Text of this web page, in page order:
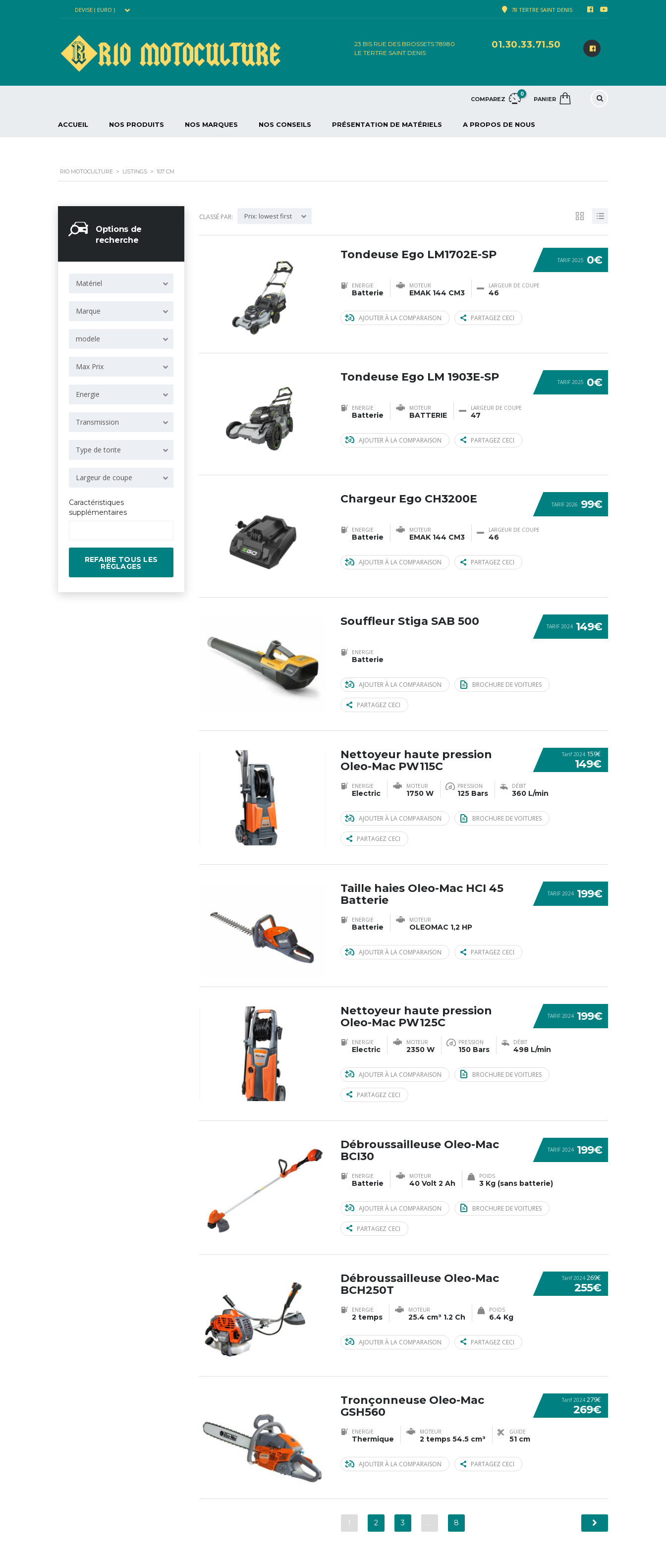
DEVISE ( EURO ) 78 TERTRE SAINT DENIS
01.30.33.71.50
23 BIS RUE DES BROSSETS 78980
LE TERTRE SAINT DENIS
COMPAREZ
0
PANIER
ACCUEIL NOS PRODUITS NOS MARQUES NOS CONSEILS PRÉSENTATION DE MATÉRIELS A PROPOS DE NOUS
RIO MOTOCULTURE > LISTINGS > 107 CM
Options de
recherche
Matériel
Marque
modele
Max Prix
Energie
Transmission
Type de tonte
Largeur de coupe
Caractéristiques
supplémentaires
REFAIRE TOUS LES
RÉGLAGES
CLASSÉ PAR: Prix: lowest first
TARIF 2025 0€
Tondeuse Ego LM1702E-SP
ENERGIE
Batterie
MOTEUR
EMAK 144 CM3
LARGEUR DE COUPE
46
AJOUTER À LA COMPARAISON PARTAGEZ CECI
TARIF 2025 0€
Tondeuse Ego LM 1903E-SP
ENERGIE
Batterie
MOTEUR
BATTERIE
LARGEUR DE COUPE
47
AJOUTER À LA COMPARAISON PARTAGEZ CECI
TARIF 2026 99€
Chargeur Ego CH3200E
ENERGIE
Batterie
MOTEUR
EMAK 144 CM3
LARGEUR DE COUPE
46
AJOUTER À LA COMPARAISON PARTAGEZ CECI
TARIF 2024 149€
Souffleur Stiga SAB 500
ENERGIE
Batterie
AJOUTER À LA COMPARAISON BROCHURE DE VOITURES
PARTAGEZ CECI
Tarif 2024 159€
149€
Nettoyeur haute pression
Oleo-Mac PW115C
ENERGIE
Electric
MOTEUR
1750 W
PRESSION
125 Bars
DÉBIT
360 L/min
AJOUTER À LA COMPARAISON BROCHURE DE VOITURES
PARTAGEZ CECI
TARIF 2024 199€
Taille haies Oleo-Mac HCI 45
Batterie
ENERGIE
Batterie
MOTEUR
OLEOMAC 1,2 HP
AJOUTER À LA COMPARAISON PARTAGEZ CECI
TARIF 2024 199€
Nettoyeur haute pression
Oleo-Mac PW125C
ENERGIE
Electric
MOTEUR
2350 W
PRESSION
150 Bars
DÉBIT
498 L/min
AJOUTER À LA COMPARAISON BROCHURE DE VOITURES
PARTAGEZ CECI
TARIF 2024 199€
Débroussailleuse Oleo-Mac
BCI30
ENERGIE
Batterie
MOTEUR
40 Volt 2 Ah
POIDS
3 Kg (sans batterie)
AJOUTER À LA COMPARAISON BROCHURE DE VOITURES
PARTAGEZ CECI
Tarif 2024 269€
255€
Débroussailleuse Oleo-Mac
BCH250T
ENERGIE
2 temps
MOTEUR
25.4 cm³ 1.2 Ch
POIDS
6.4 Kg
AJOUTER À LA COMPARAISON PARTAGEZ CECI
Tarif 2024 279€
269€
Tronçonneuse Oleo-Mac
GSH560
ENERGIE
Thermique
MOTEUR
2 temps 54.5 cm³
GUIDE
51 cm
AJOUTER À LA COMPARAISON PARTAGEZ CECI
1 2 3 … 8